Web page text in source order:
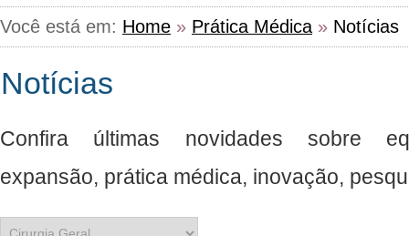
Você está em: Home » Prática Médica » Notícias
Confira últimas novidades sobre
expansão, prática médica, inovação,